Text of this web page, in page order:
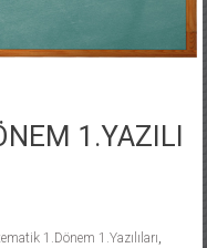
1.YAZILI
1.Dönem 1.Yazılıları